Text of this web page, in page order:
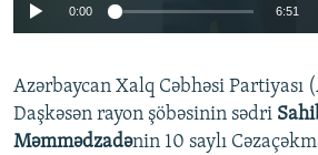
Auto 240p 360p
0:00 6:51
Azərbaycan Xalq Cəbhəsi Partiyası
Daşkəsən rayon şöbəsinin sədri
Məmmədzadənin 10 saylı